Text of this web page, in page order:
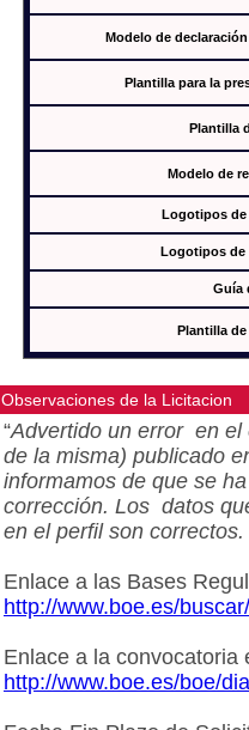
Modelo de
Plantilla para la
Plantilla
Modelo de
Logotipos de
Logotipos de
Guía
Plantilla
Observaciones de la Licitacion
“Advertido un error en el
de la misma) publicado
informamos de que se
corrección. Los datos
en el perfil son correctos.
Enlace a las Bases
http://www.boe.es/
Enlace a la convocatoria
http://www.boe.es/boe/